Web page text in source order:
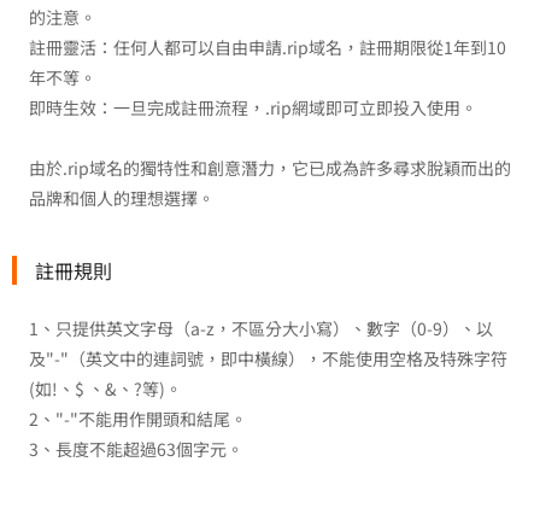
的注意。
註冊靈活：任何人都可以自由申請.rip域名，註冊期限從1年到10
年不等。
即時生效：一旦完成註冊流程，.rip網域即可立即投入使用。
由於.rip域名的獨特性和創意潛力，它已成為許多尋求脫穎而出的
品牌和個人的理想選擇。
註冊規則
1、只提供英文字母（a-z，不區分大小寫）、數字（0-9）、以
及"-"（英文中的連詞號，即中橫線），不能使用空格及特殊字符
(如!、$ 、&、?等)。
2、"-"不能用作開頭和結尾。
3、長度不能超過63個字元。